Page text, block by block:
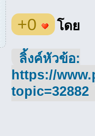
+0 โดย
ลิ้งค์หัวข้อ:
https://
topic=32882